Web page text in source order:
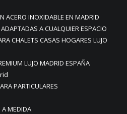
ACERO INOXIDABLE EN MADRID
A CUALQUIER ESPACIO
CHALETS CASAS HOGARES LUJO
LUJO MADRID ESPAÑA
PARTICULARES
A MEDIDA